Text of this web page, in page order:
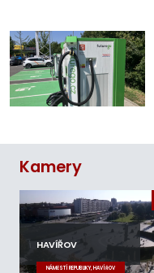
Kamery
HAVÍŘOV
NÁMĚSTÍ REPUBLIKY, HAVÍŘOV